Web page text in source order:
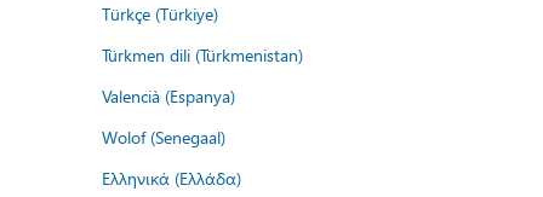
Türkçe (Türkiye)
Türkmen dili (Türkmenistan)
Valencià (Espanya)
Wolof (Senegaal)
Ελληνικά (Ελλάδα)